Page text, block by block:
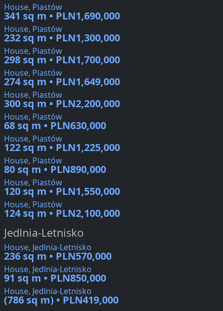
House, Piastów
341 sq m • PLN1,690,000
House, Piastów
232 sq m • PLN1,300,000
House, Piastów
298 sq m • PLN1,700,000
House, Piastów
274 sq m • PLN1,649,000
House, Piastów
300 sq m • PLN2,200,000
House, Piastów
68 sq m • PLN630,000
House, Piastów
122 sq m • PLN1,225,000
House, Piastów
80 sq m • PLN890,000
House, Piastów
120 sq m • PLN1,550,000
House, Piastów
124 sq m • PLN2,100,000
Jedlnia-Letnisko
House, Jedlnia-Letnisko
236 sq m • PLN570,000
House, Jedlnia-Letnisko
91 sq m • PLN850,000
House, Jedlnia-Letnisko
(786 sq m) • PLN419,000